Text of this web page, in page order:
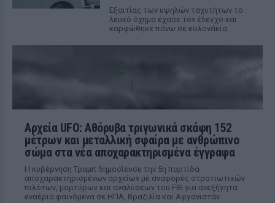
Εξαιτίας των υψηλών ταχυτήτων το
λευκό όχημα έχασε τον έλεγχο και
καρφώθηκε πάνω σε κολονάκια.
Αρχεία UFO: Αθόρυβα τριγωνικά σκάφη 152
μέτρων και μεταλλική σφαίρα με ανθρώπινο
σώμα στα νέα αποχαρακτηρισμένα έγγραφα
Η κυβέρνηση Τραμπ δημοσίευσε την 5η παρτίδα
αποχαρακτηρισμένων αρχείων με αναφορές στρατιωτικών
πιλότων, μαρτύρων και αναλύσεων του FBI για ανεξήγητα
εναέρια φαινόμενα σε ΗΠΑ, Βραζιλία και Αφγανιστάν.